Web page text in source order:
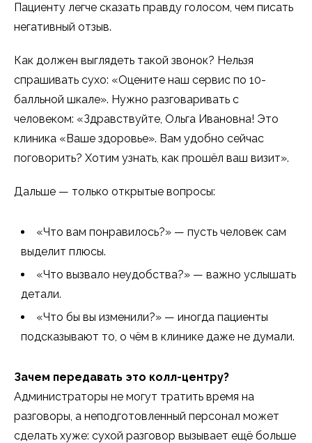
Пациенту легче сказать правду голосом, чем писать
негативный отзыв.
Как должен выглядеть такой звонок? Нельзя
спрашивать сухо: «Оцените наш сервис по 10-
балльной шкале». Нужно разговаривать с
человеком: «Здравствуйте, Ольга Ивановна! Это
клиника «Ваше здоровье». Вам удобно сейчас
поговорить? Хотим узнать, как прошёл ваш визит».
Дальше — только открытые вопросы:
«Что вам понравилось?» — пусть человек сам
выделит плюсы.
«Что вызвало неудобства?» — важно услышать
детали.
«Что бы вы изменили?» — иногда пациенты
подсказывают то, о чём в клинике даже не думали.
Зачем передавать это колл-центру?
Администраторы не могут тратить время на
разговоры, а неподготовленный персонал может
сделать хуже: сухой разговор вызывает ещё больше